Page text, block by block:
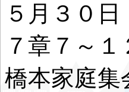
５月３
７章７～
橋本家庭集